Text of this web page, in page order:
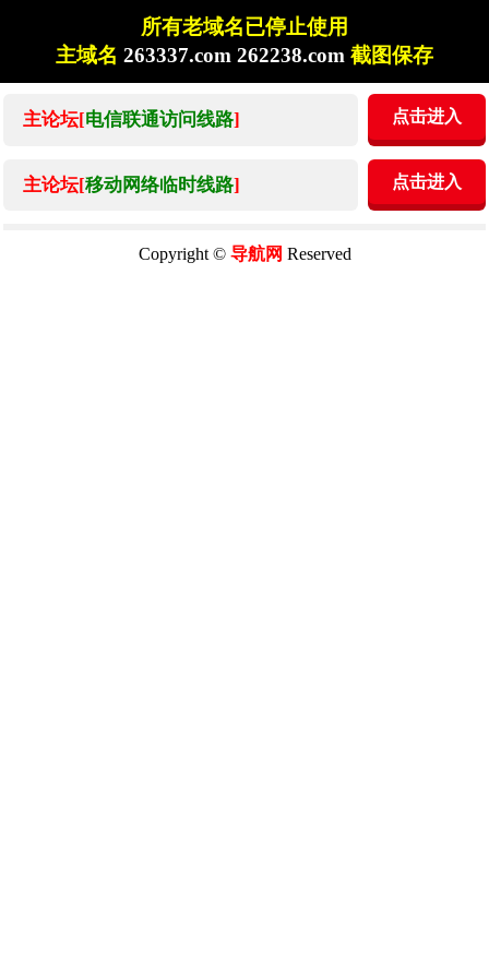
所有老域名已停止使用
主域名 263337.com 262238.com 截图保存
主论坛[电信联通访问线路] 点击进入
主论坛[移动网络临时线路] 点击进入
Copyright © 导航网 Reserved